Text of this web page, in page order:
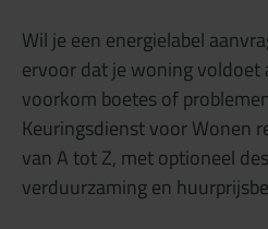
Wil je een energielabel
ervoor dat je woning voldoet
voorkom boetes of
Keuringsdienst voor Wonen
van A tot Z, met optioneel
verduurzaming en